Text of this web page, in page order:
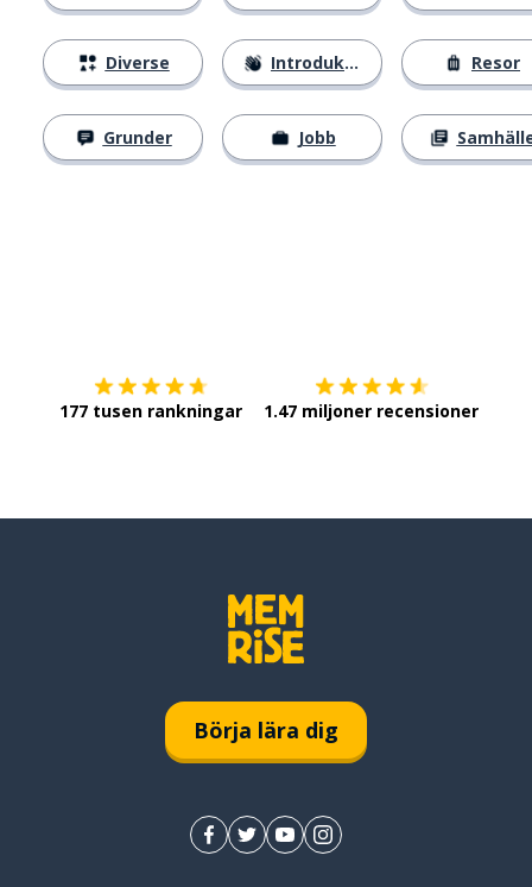
Diverse
Grunder
Introduktion
Jobb
Resor
177 tusen rankningar 1.47 miljoner recensioner
Börja lära dig